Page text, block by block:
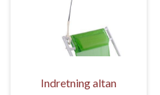
Indretning altan